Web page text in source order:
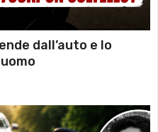
dall’auto e lo